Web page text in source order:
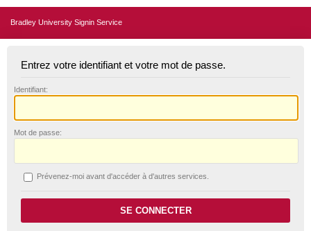
Bradley University Signin Service
Entrez votre identifiant et votre mot de passe.
Identifiant:
Mot de passe:
Prévenez-moi avant d'accéder à d'autres services.